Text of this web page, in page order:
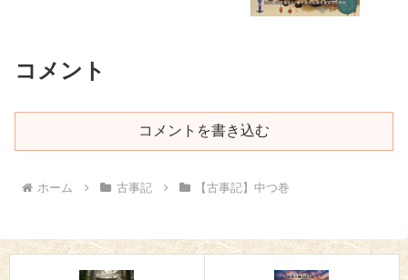
コメント
コメントを書き込む
ホーム 古事記 【古事記】中つ巻